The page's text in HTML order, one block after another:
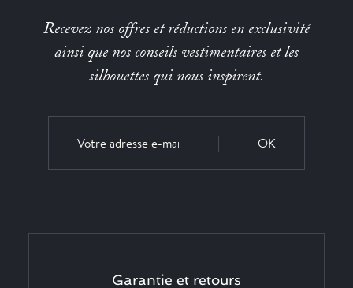
Recevez nos offres et réductions en exclusivité
ainsi que nos conseils vestimentaires et les
silhouettes qui nous inspirent.
OK
Garantie et retours